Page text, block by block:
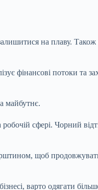
на плаву.
фінансові потоки та
майбутнє.
сфері. Чорний
щоб
варто одягати